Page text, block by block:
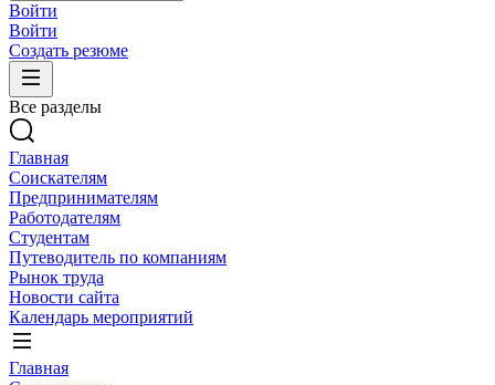
Войти
Войти
Создать резюме
Все разделы
Главная
Соискателям
Предпринимателям
Работодателям
Студентам
Путеводитель по компаниям
Рынок труда
Новости сайта
Календарь мероприятий
Главная